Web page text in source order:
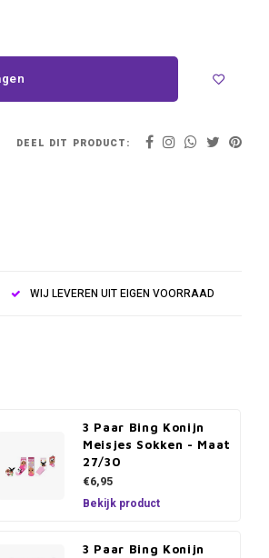
DEEL DIT PRODUCT:
WIJ LEVEREN UIT EIGEN VOORRAAD
3 Paar Bing Konijn
Meisjes Sokken - Maat
27/30
€6,95
Bekijk product
3 Paar Bing Konijn